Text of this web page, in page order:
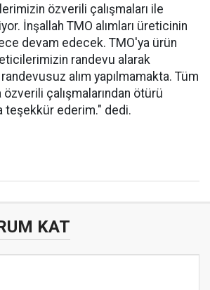
özverili çalışmaları ile
İnşallah TMO alımları üreticinin
devam edecek. TMO'ya ürün
randevu alarak
alım yapılmamakta. Tüm
özverili çalışmalarından ötürü
teşekkür ederim." dedi.
KAT